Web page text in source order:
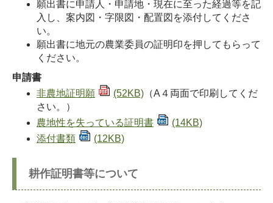
願出書に申請人・申請地・現在に至った経過等を記
入し、案内図・字限図・配置図を添付してくださ
い。
願出書に地元の農業委員の証明印を押してもらって
ください。
申請書
非農地証明願
(52KB) （A４両面で印刷してくだ
さい。）
農地性を失っている証明書
(14KB)
添付書類
(12KB)
耕作証明書等について